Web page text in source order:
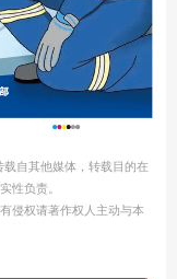
自其他媒体，转载目的在
性负责。
侵权请著作权人主动与本